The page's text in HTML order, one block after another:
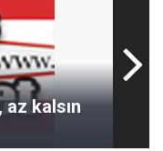
az kalsın